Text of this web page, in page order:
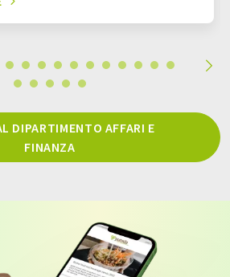
DIPARTIMENTO AFFARI E
FINANZA